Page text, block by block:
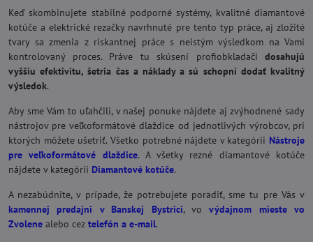
Keď skombinujete stabilné podporné systémy, kvalitné diamantové
kotúče a elektrické rezačky navrhnuté pre tento typ práce, aj zložité
tvary sa zmenia z riskantnej práce s neistým výsledkom na Vami
kontrolovaný proces. Práve tu skúsení profiobkladači dosahujú
vyššiu efektivitu, šetria čas a náklady a sú schopní dodať kvalitný
výsledok.
Aby sme Vám to uľahčili, v našej ponuke nájdete aj zvýhodnené sady
nástrojov pre veľkoformátové dlaždice od jednotlivých výrobcov, pri
ktorých môžete ušetriť. Všetko potrebné nájdete v kategórii Nástroje
pre veľkoformátové dlaždice. A všetky rezné diamantové kotúče
nájdete v kategórii Diamantové kotúče.
A nezabúdnite, v prípade, že potrebujete poradiť, sme tu pre Vás v
kamennej predajni v Banskej Bystrici, vovýdajnom mieste vo
Zvolene alebo cez telefón a e-mail.